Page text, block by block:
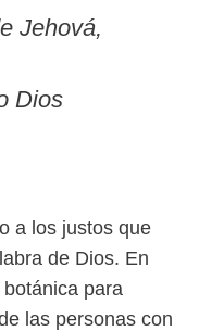
Jehová,
Dios
a los justos que
de Dios. En
para
las personas con